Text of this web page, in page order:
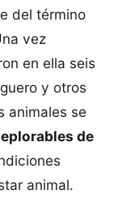
del término
vez
en ella seis
y otros
animales se
de
animal.